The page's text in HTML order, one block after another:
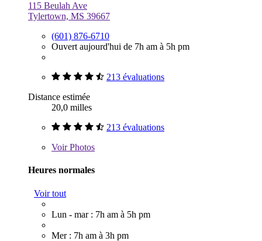
115 Beulah Ave
Tylertown, MS 39667
(601) 876-6710
Ouvert aujourd'hui de 7h am à 5h pm
213 évaluations
Distance estimée
20,0 milles
213 évaluations
VoirPhotos
Heures normales
Voir tout
Lun - mar : 7h am à 5h pm
Mer : 7h am à 3h pm